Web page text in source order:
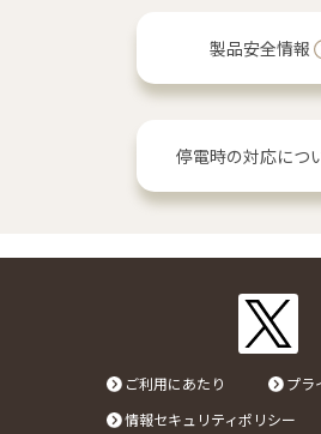
製品安全情報
停電時の対応につ
ご利用にあたり
プラ
情報セキュリティポリシー